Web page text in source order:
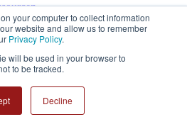
your computer to collect information
website and allow us to remember
Privacy Policy.
will be used in your browser to
to be tracked.
Decline
Ressourcen – Startseite
der Management-Software